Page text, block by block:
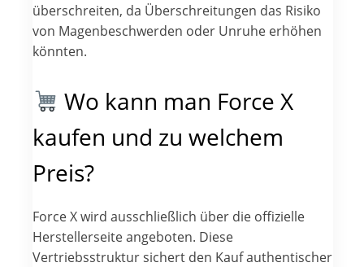
überschreiten, da Überschreitungen das Risiko
von Magenbeschwerden oder Unruhe erhöhen
könnten.
Wo kann man Force X
kaufen und zu welchem
Preis?
Force X wird ausschließlich über die offizielle
Herstellerseite angeboten. Diese
Vertriebsstruktur sichert den Kauf authentischer